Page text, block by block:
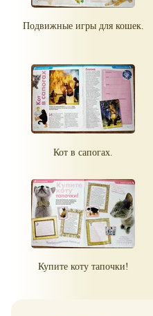
Подвижные игры для кошек.
Кот в сапогах.
Купите коту тапочки!